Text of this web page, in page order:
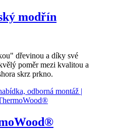
modřín
dřevinou a díky své
poměr mezi kvalitou a
skrz prkno.